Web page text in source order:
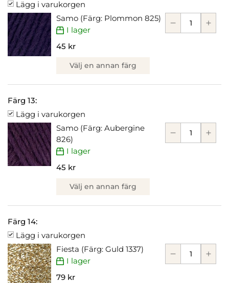
Lägg i varukorgen
Samo (Färg: Plommon 825)
I lager
45 kr
Välj en annan färg
Färg 13:
Lägg i varukorgen
Samo (Färg: Aubergine
826)
I lager
45 kr
Välj en annan färg
Färg 14:
Lägg i varukorgen
Fiesta (Färg: Guld 1337)
I lager
79 kr